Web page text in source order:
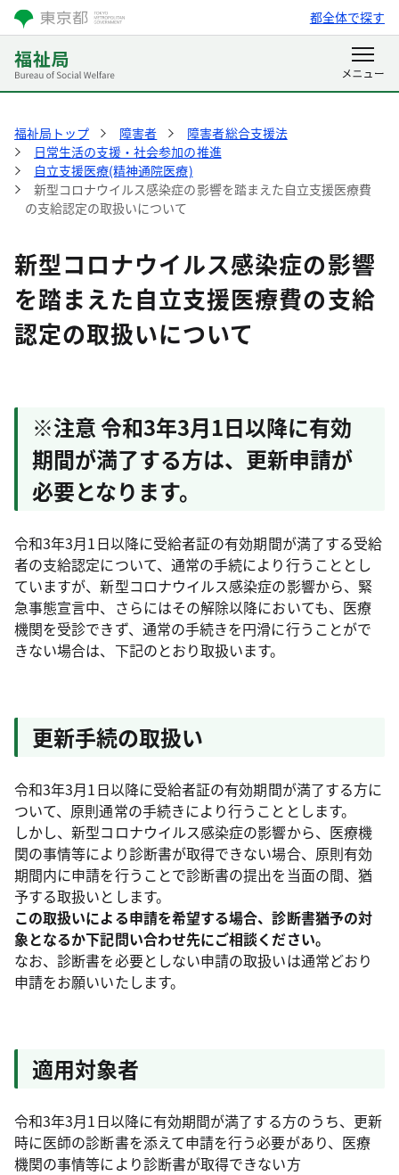
都全体で探す
福祉局トップ 障害者
障害者総合支援法
日常生活の支援・社会参加の推進
自立支援医療(精神通院医療)
新型コロナウイルス感染症の影響を踏まえた自立支援医療費
の支給認定の取扱いについて
新型コロナウイルス感染症の影響
を踏まえた自立支援医療費の支給
認定の取扱いについて
※注意 令和3年3月1日以降に有効
期間が満了する方は、更新申請が
必要となります。
令和3年3月1日以降に受給者証の有効期間が満了する受給
者の支給認定について、通常の手続により行うこととし
ていますが、新型コロナウイルス感染症の影響から、緊
急事態宣言中、さらにはその解除以降においても、医療
機関を受診できず、通常の手続きを円滑に行うことがで
きない場合は、下記のとおり取扱います。
更新手続の取扱い
令和3年3月1日以降に受給者証の有効期間が満了する方に
ついて、原則通常の手続きにより行うこととします。
しかし、新型コロナウイルス感染症の影響から、医療機
関の事情等により診断書が取得できない場合、原則有効
期間内に申請を行うことで診断書の提出を当面の間、猶
予する取扱いとします。
この取扱いによる申請を希望する場合、診断書猶予の対
象となるか下記問い合わせ先にご相談ください。
なお、診断書を必要としない申請の取扱いは通常どおり
申請をお願いいたします。
適用対象者
令和3年3月1日以降に有効期間が満了する方のうち、更新
時に医師の診断書を添えて申請を行う必要があり、医療
機関の事情等により診断書が取得できない方